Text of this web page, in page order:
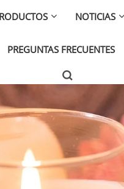
NOTICIAS
PREGUNTAS FRECUENTES